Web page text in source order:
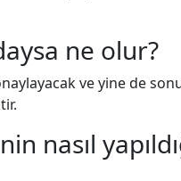
ne olur?
ve yine de
nasıl